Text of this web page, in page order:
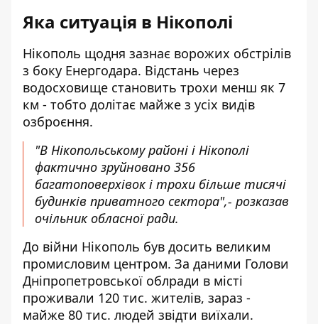
Яка ситуація в Нікополі
Нікополь щодня зазнає ворожих обстрілів
з боку Енергодара. Відстань через
водосховище становить трохи менш як 7
км - тобто долітає майже з усіх видів
озброєння.
"В Нікопольському районі і Нікополі
фактично зруйновано 356
багатоповерхівок і трохи більше тисячі
будинків приватного сектора",- розказав
очільник обласної ради.
До війни Нікополь був досить великим
промисловим центром. За даними Голови
Дніпропетровської облради в місті
проживали 120 тис. жителів, зараз -
майже 80 тис. людей звідти виїхали.